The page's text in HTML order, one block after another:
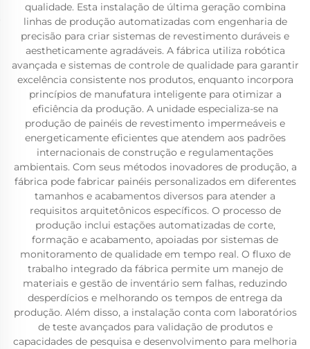
qualidade. Esta instalação de última geração combina
linhas de produção automatizadas com engenharia de
precisão para criar sistemas de revestimento duráveis e
aestheticamente agradáveis. A fábrica utiliza robótica
avançada e sistemas de controle de qualidade para garantir
excelência consistente nos produtos, enquanto incorpora
princípios de manufatura inteligente para otimizar a
eficiência da produção. A unidade especializa-se na
produção de painéis de revestimento impermeáveis e
energeticamente eficientes que atendem aos padrões
internacionais de construção e regulamentações
ambientais. Com seus métodos inovadores de produção, a
fábrica pode fabricar painéis personalizados em diferentes
tamanhos e acabamentos diversos para atender a
requisitos arquitetônicos específicos. O processo de
produção inclui estações automatizadas de corte,
formação e acabamento, apoiadas por sistemas de
monitoramento de qualidade em tempo real. O fluxo de
trabalho integrado da fábrica permite um manejo de
materiais e gestão de inventário sem falhas, reduzindo
desperdícios e melhorando os tempos de entrega da
produção. Além disso, a instalação conta com laboratórios
de teste avançados para validação de produtos e
capacidades de pesquisa e desenvolvimento para melhoria